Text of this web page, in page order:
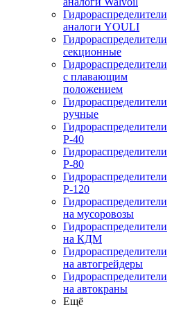
Гидрораспределители
аналоги YOULI
Гидрораспределители
секционные
Гидрораспределители
с плавающим
положением
Гидрораспределители
ручные
Гидрораспределители
Р-40
Гидрораспределители
Р-80
Гидрораспределители
Р-120
Гидрораспределители
на мусоровозы
Гидрораспределители
на КДМ
Гидрораспределители
на автогрейдеры
Гидрораспределители
на автокраны
Ещё